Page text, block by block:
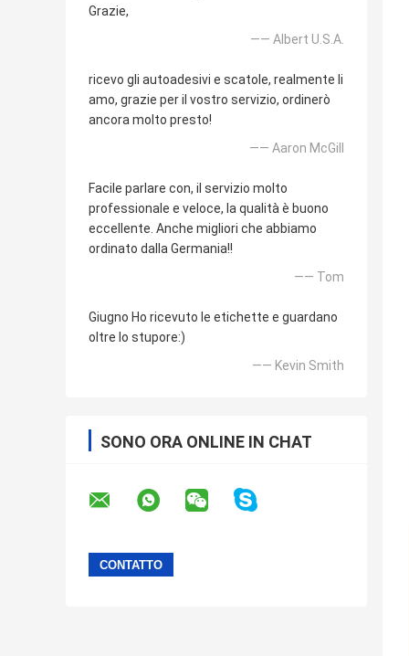
Grazie,
—— Albert U.S.A.
ricevo gli autoadesivi e scatole, realmente li
amo, grazie per il vostro servizio, ordinerò
ancora molto presto!
—— Aaron McGill
Facile parlare con, il servizio molto
professionale e veloce, la qualità è buono
eccellente. Anche migliori che abbiamo
ordinato dalla Germania!!
—— Tom
Giugno Ho ricevuto le etichette e guardano
oltre lo stupore:)
—— Kevin Smith
SONO ORA ONLINE IN CHAT